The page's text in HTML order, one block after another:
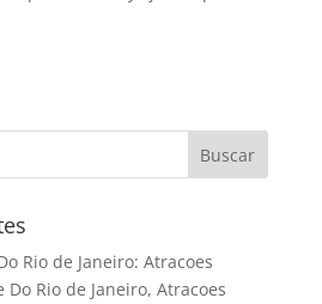
Rio de Janeiro: Atracoes
Rio de Janeiro, Atracoes